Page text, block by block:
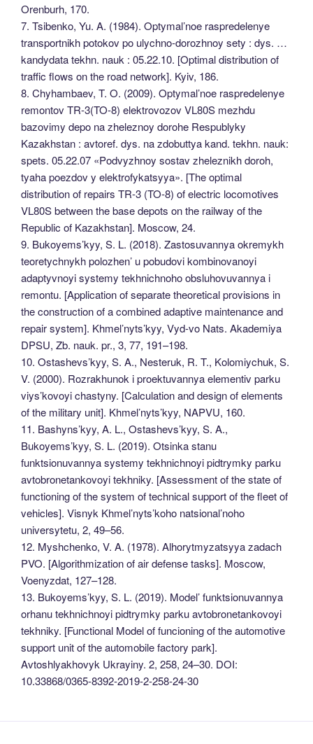
Orenburh, 170.
7. Tsibenko, Yu. A. (1984). Optymal’noe raspredelenye
transportnikh potokov po ulychno-dorozhnoy sety : dys. …
kandydata tekhn. nauk : 05.22.10. [Optimal distribution of
traffic flows on the road network]. Kyiv, 186.
8. Chyhambaev, T. O. (2009). Optymal’noe raspredelenye
remontov TR-3(TO-8) elektrovozov VL80S mezhdu
bazovimy depo na zheleznoy dorohe Respublyky
Kazakhstan : avtoref. dys. na zdobuttya kand. tekhn. nauk:
spets. 05.22.07 «Podvyzhnoy sostav zheleznikh doroh,
tyaha poezdov y elektrofykatsyya». [The optimal
distribution of repairs TR-3 (TO-8) of electric locomotives
VL80S between the base depots on the railway of the
Republic of Kazakhstan]. Moscow, 24.
9. Bukoyems’kyy, S. L. (2018). Zastosuvannya okremykh
teoretychnykh polozhen’ u pobudovi kombinovanoyi
adaptyvnoyi systemy tekhnichnoho obsluhovuvannya i
remontu. [Application of separate theoretical provisions in
the construction of a combined adaptive maintenance and
repair system]. Khmel’nyts’kyy, Vyd-vo Nats. Akademiya
DPSU, Zb. nauk. pr., 3, 77, 191–198.
10. Ostashevs’kyy, S. A., Nesteruk, R. T., Kolomiychuk, S.
V. (2000). Rozrakhunok i proektuvannya elementiv parku
viys’kovoyi chastyny. [Calculation and design of elements
of the military unit]. Khmel’nyts’kyy, NAPVU, 160.
11. Bashyns’kyy, A. L., Ostashevs’kyy, S. A.,
Bukoyems’kyy, S. L. (2019). Otsinka stanu
funktsionuvannya systemy tekhnichnoyi pidtrymky parku
avtobronetankovoyi tekhniky. [Assessment of the state of
functioning of the system of technical support of the fleet of
vehicles]. Visnyk Khmel’nyts’koho natsional’noho
universytetu, 2, 49–56.
12. Myshchenko, V. A. (1978). Alhorytmyzatsyya zadach
PVO. [Algorithmization of air defense tasks]. Moscow,
Voenyzdat, 127–128.
13. Bukoyems’kyy, S. L. (2019). Model’ funktsionuvannya
orhanu tekhnichnoyi pidtrymky parku avtobronetankovoyi
tekhniky. [Functional Model of funcioning of the automotive
support unit of the automobile factory park].
Avtoshlyakhovyk Ukrayiny. 2, 258, 24–30. DOI:
10.33868/0365-8392-2019-2-258-24-30